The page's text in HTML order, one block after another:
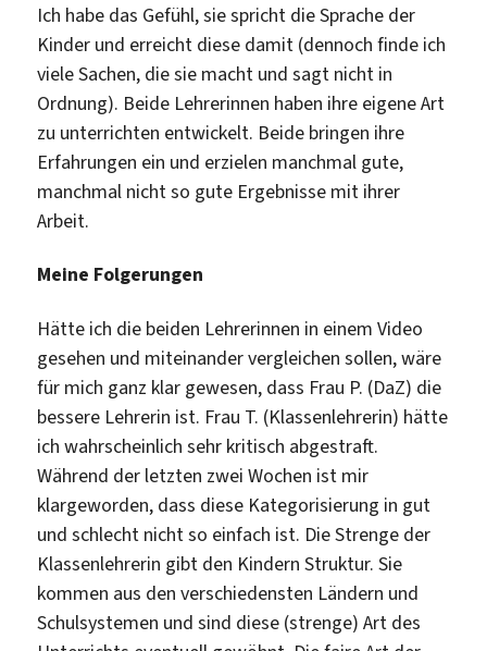
Ich habe das Gefühl, sie spricht die Sprache der
Kinder und erreicht diese damit (dennoch finde ich
viele Sachen, die sie macht und sagt nicht in
Ordnung). Beide Lehrerinnen haben ihre eigene Art
zu unterrichten entwickelt. Beide bringen ihre
Erfahrungen ein und erzielen manchmal gute,
manchmal nicht so gute Ergebnisse mit ihrer
Arbeit.
Meine Folgerungen
Hätte ich die beiden Lehrerinnen in einem Video
gesehen und miteinander vergleichen sollen, wäre
für mich ganz klar gewesen, dass Frau P. (DaZ) die
bessere Lehrerin ist. Frau T. (Klassenlehrerin) hätte
ich wahrscheinlich sehr kritisch abgestraft.
Während der letzten zwei Wochen ist mir
klargeworden, dass diese Kategorisierung in gut
und schlecht nicht so einfach ist. Die Strenge der
Klassenlehrerin gibt den Kindern Struktur. Sie
kommen aus den verschiedensten Ländern und
Schulsystemen und sind diese (strenge) Art des